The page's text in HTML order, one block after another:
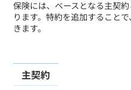
保険には、ベースとなる主契
ります。特約を追加すること
きます。
主契約